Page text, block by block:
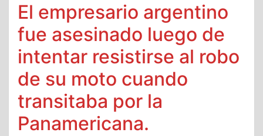
El empresario argentino
fue asesinado luego de
intentar resistirse al robo
de su moto cuando
transitaba por la
Panamericana.